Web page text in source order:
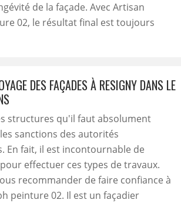
de la façade. Avec Artisan
02, le résultat final est toujours
DES FAÇADES À RESIGNY DANS LE
structures qu'il faut absolument
sanctions des autorités
En fait, il est incontournable de
effectuer ces types de travaux.
recommander de faire confiance à
peinture 02. Il est un façadier